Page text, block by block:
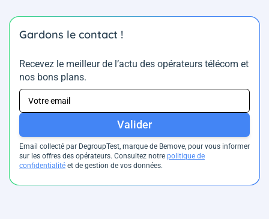
Gardons le contact !
Recevez le meilleur de l’actu des opérateurs télécom et
nos bons plans.
Valider
Email collecté par DegroupTest, marque de Bemove, pour vous informer
sur les offres des opérateurs. Consultez notre politique de
confidentialité et de gestion de vos données.